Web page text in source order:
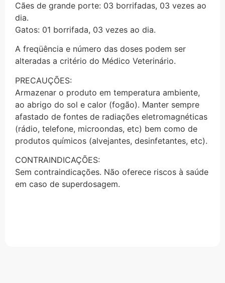
Cães de grande porte: 03 borrifadas, 03 vezes ao
dia.
Gatos: 01 borrifada, 03 vezes ao dia.
A freqüência e número das doses podem ser
alteradas a critério do Médico Veterinário.
PRECAUÇÕES:
Armazenar o produto em temperatura ambiente,
ao abrigo do sol e calor (fogão). Manter sempre
afastado de fontes de radiações eletromagnéticas
(rádio, telefone, microondas, etc) bem como de
produtos químicos (alvejantes, desinfetantes, etc).
CONTRAINDICAÇÕES:
Sem contraindicações. Não oferece riscos à saúde
em caso de superdosagem.